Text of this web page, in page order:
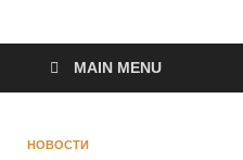
MAIN MENU
НОВОСТИ